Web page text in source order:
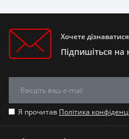
Хочете
Підпишіться
Я прочитав Політика